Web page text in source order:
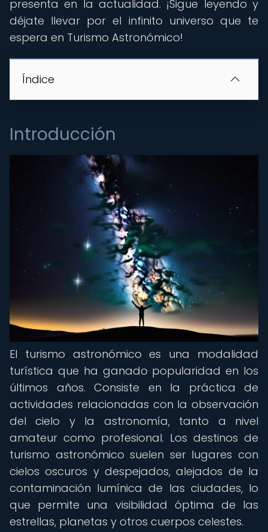
presenta en la actualidad. ¡Sigue leyendo y
déjate llevar por el infinito universo que te
espera en Turismo Astronómico!
Índice
Introducción
El turismo astronómico es una modalidad
turística que ha ganado popularidad en los
últimos años. Consiste en la práctica de
actividades relacionadas con la observación
del cielo y la astronomía, tanto a nivel
amateur como profesional. Los destinos de
turismo astronómico suelen ser lugares con
cielos oscuros y despejados, alejados de la
contaminación lumínica de las ciudades, lo
que permite una visibilidad óptima de las
estrellas, planetas y otros cuerpos celestes.